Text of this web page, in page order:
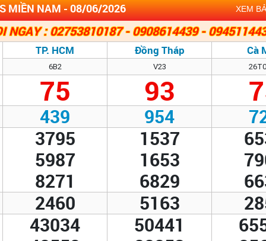
MIỀN NAM - 08/06/2026 XEM
NGAY : 02753810187 - 0908614439 -
TP. HCM Đồng Tháp Cà
6B2 V23
75 93
439 954
3795
5987
8271
1537
1653
6829
2460
5163
43034
50441